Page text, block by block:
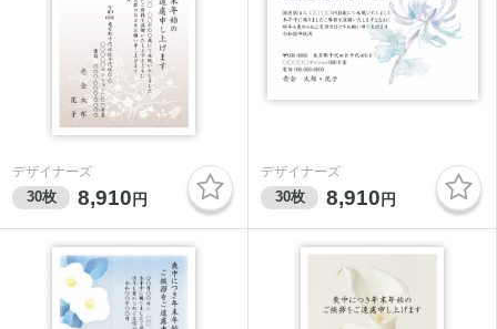
デザイナーズ
30枚 8,910円
デザイナーズ
30枚 8,910円